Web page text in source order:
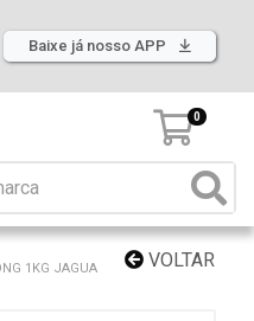
Baixe já nosso APP
0
VOLTAR
1KG JAGUA